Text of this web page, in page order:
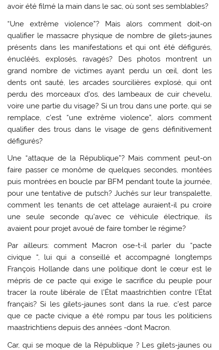
avoir été filmé la main dans le sac, où sont ses semblables?
“Une extrême violence”? Mais alors comment doit-on
qualifier le massacre physique de nombre de gilets-jaunes
présents dans les manifestations et qui ont été défigurés,
énucléés, explosés, ravagés? Des photos montrent un
grand nombre de victimes ayant perdu un œil, dont les
dents ont sauté, les arcades sourcilières explosé, qui ont
perdu des morceaux d’os, des lambeaux de cuir chevelu,
voire une partie du visage? Si un trou dans une porte, qui se
remplace, c’est “une extrême violence”, alors comment
qualifier des trous dans le visage de gens définitivement
défigurés?
Une “attaque de la République”? Mais comment peut-on
faire passer ce monôme de quelques secondes, montées
puis montrées en boucle par BFM pendant toute la journée,
pour une tentative de putsch? Juchés sur leur transpalette,
comment les tenants de cet attelage auraient-il pu croire
une seule seconde qu’avec ce véhicule électrique, ils
avaient pour projet avoué de faire tomber le régime?
Par ailleurs: comment Macron ose-t-il parler du “pacte
civique “, lui qui a conseillé et accompagné longtemps
François Hollande dans une politique dont le cœur est le
mépris de ce pacte qui exige le sacrifice du peuple pour
tracer la route libérale de l’État maastrichtien contre l’État
français? Si les gilets-jaunes sont dans la rue, c’est parce
que ce pacte civique a été rompu par tous les politiciens
maastrichtiens depuis des années -dont Macron.
Car, qui se moque de la République ? Les gilets-jaunes ou